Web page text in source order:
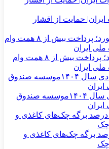
ایران| حمایت از اقشار
در چهار ماه نخست ۱۴۰۵ رقم خورد؛ پرداخت بیش از ۸ همت وام
ایران
برگزاری جلسه مجمع عمومی عادی سال ۱۴۰۴موسسه صندوق
ایران
جداگانه تعیین تکلیف ۸۰ درصد برگه چک‌های کاغذی و
چک